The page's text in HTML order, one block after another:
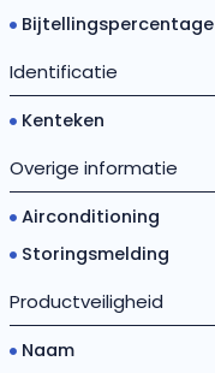
Bijtellingspercentage
Identificatie
Kenteken
Overige informatie
Airconditioning
Storingsmelding
Productveiligheid
Naam